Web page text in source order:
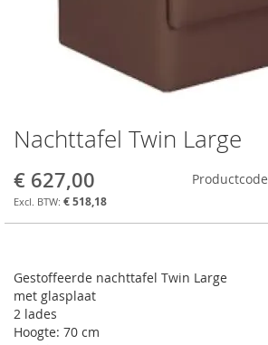
Ga
naar
het
begin
van
de
Nachttafel Twin Large
€ 627,00
€ 518,18
Productcode
Gestoffeerde nachttafel Twin Large
met glasplaat
2 lades
Hoogte: 70 cm